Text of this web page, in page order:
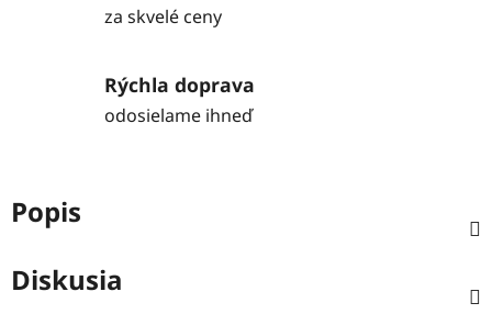
za skvelé ceny
Rýchla doprava
odosielame ihneď
Popis
Diskusia